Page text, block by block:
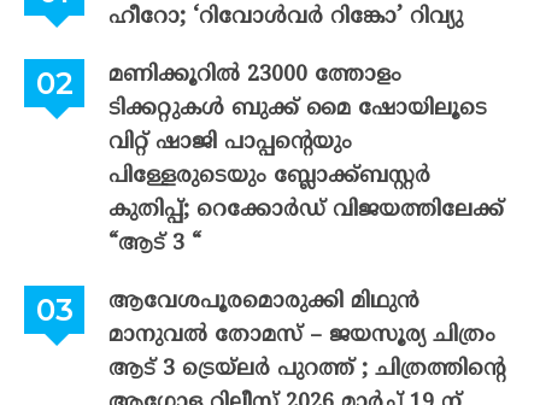
ഹീറോ; ‘റിവോൾവർ റിങ്കോ’ റിവ്യു
മണിക്കൂറിൽ 23000 ത്തോളം
ടിക്കറ്റുകൾ ബുക്ക് മൈ ഷോയിലൂടെ
വിറ്റ് ഷാജി പാപ്പന്റെയും
പിള്ളേരുടെയും ബ്ലോക്ക്ബസ്റ്റർ
കുതിപ്പ്; റെക്കോർഡ് വിജയത്തിലേക്ക്
“ആട് 3 “
ആവേശപൂരമൊരുക്കി മിഥുൻ
മാനുവൽ തോമസ് – ജയസൂര്യ ചിത്രം
ആട് 3 ട്രെയ്‌ലർ പുറത്ത് ; ചിത്രത്തിന്റെ